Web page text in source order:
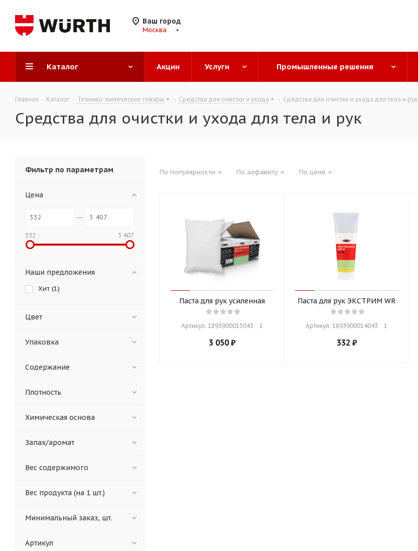
Ваш город
Москва
Каталог Акции Услуги Промышленные решения
Главная - Каталог - Технико-химические товары - Средства для очистки и ухода - Средства для очистки и ухода для тела и рук
Средства для очистки и ухода для тела и рук
По популярности По алфавиту По цене
Паста для рук усиленная
Артикул: 1893900013043    1
3 050₽
Паста для рук ЭКСТРИМ WR
Артикул: 1893900014043    1
332 ₽
Фильтр по параметрам
Цена
332 3 407
Наши предложения
Хит (1)
Цвет
Упаковка
Содержание
Плотность
Химическая основа
Запах/аромат
Вес содержимого
Вес продукта (на 1 шт.)
Минимальный заказ, шт.
Артикул